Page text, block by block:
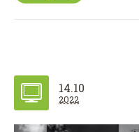
14.10
2022